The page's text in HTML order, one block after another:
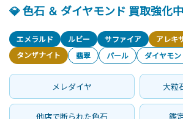
💎 色石 ＆ ダイヤモンド 買取強化中
エメラルド ルビー サファイア
アレキ
タンザナイト
翡翠 パール ダイヤモン
メレダイヤ 大粒
他店で断られた色石 鑑